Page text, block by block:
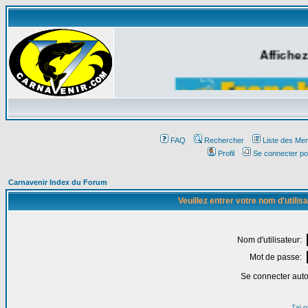
FAQ Rechercher
Liste des
Profil
Se connecter
Carnavenir Index du Forum
Veuillez entrer votre nom
Nom d'utilisateur:
Mot de passe:
Se connecter